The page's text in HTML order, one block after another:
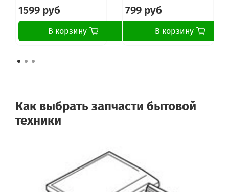
1599 руб
В корзину
799 руб
В корзину
Как выбрать запчасти бытовой
техники